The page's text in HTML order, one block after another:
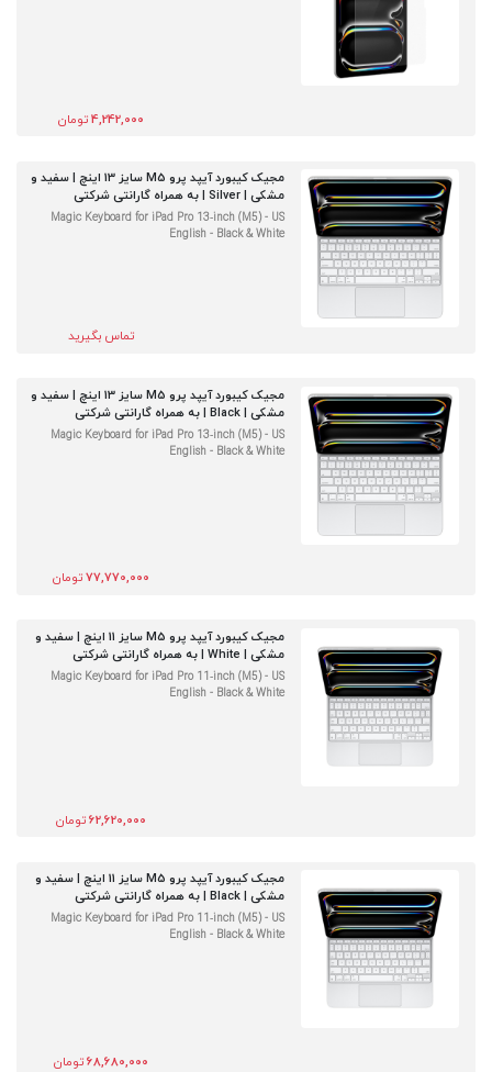
4,242,000تومان
مجیک کیبورد آیپد پرو M5 سایز 13 اینچ | سفید و
مشکی | Silver | به همراه گارانتی شرکتی
Magic Keyboard for iPad Pro 13‑inch (M5) - US
English - Black & White
تماس بگیرید
مجیک کیبورد آیپد پرو M5 سایز 13 اینچ | سفید و
مشکی | Black | به همراه گارانتی شرکتی
Magic Keyboard for iPad Pro 13‑inch (M5) - US
English - Black & White
77,770,000تومان
مجیک کیبورد آیپد پرو M5 سایز 11 اینچ | سفید و
مشکی | White | به همراه گارانتی شرکتی
Magic Keyboard for iPad Pro 11‑inch (M5) - US
English - Black & White
62,620,000تومان
مجیک کیبورد آیپد پرو M5 سایز 11 اینچ | سفید و
مشکی | Black | به همراه گارانتی شرکتی
Magic Keyboard for iPad Pro 11‑inch (M5) - US
English - Black & White
68,680,000تومان